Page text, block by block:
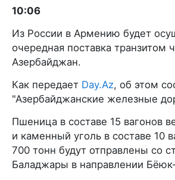
10:06
Из России в Армению будет
очередная поставка транзитом
Азербайджан.
Как передает Day.Az, об этом
"Азербайджанские железные
Пшеница в составе 15 вагонов
и каменный уголь в составе 10
700 тонн будут отправлены со
Баладжары в направлении